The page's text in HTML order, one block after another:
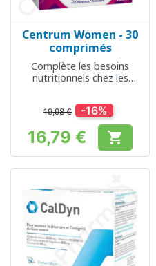
Centrum Women - 30
comprimés
Complète les besoins
nutritionnels chez les
19,98 € -16%
Prix
16,79 € 